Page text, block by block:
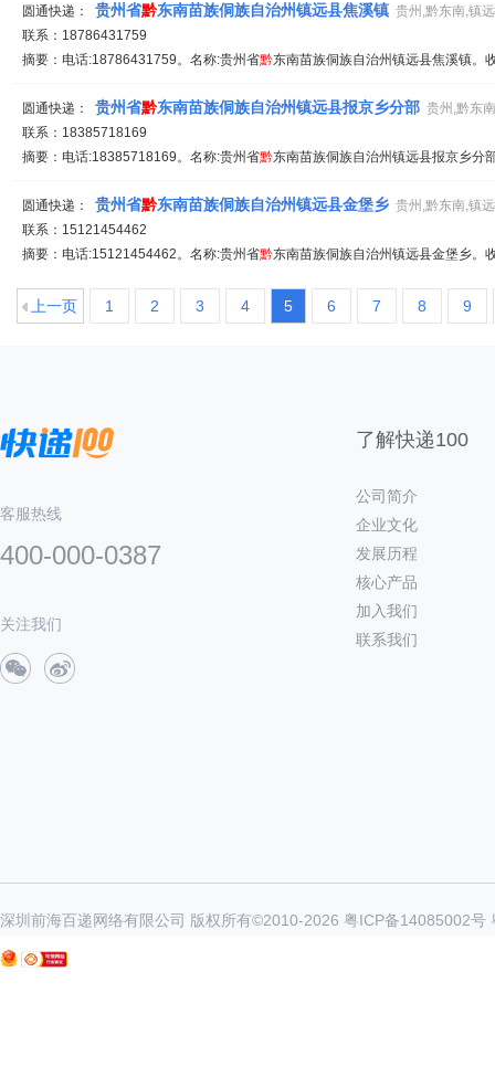
圆通快递： 贵州省黔东南苗族侗族自治州镇远县焦溪镇 贵州,黔东南,镇
联系：18786431759
摘要：电话:18786431759。名称:贵州省黔东南苗族侗族自治州镇远县焦溪镇。
圆通快递： 贵州省黔东南苗族侗族自治州镇远县报京乡分部 贵州,黔东
联系：18385718169
摘要：电话:18385718169。名称:贵州省黔东南苗族侗族自治州镇远县报京乡分
圆通快递： 贵州省黔东南苗族侗族自治州镇远县金堡乡 贵州,黔东南,镇
联系：15121454462
摘要：电话:15121454462。名称:贵州省黔东南苗族侗族自治州镇远县金堡乡。
上一页 1 2 3 4 5 6 7 8 9
客服热线
400-000-0387
关注我们
了解快递100
公司简介
企业文化
发展历程
核心产品
加入我们
联系我们
深圳前海百递网络有限公司 版权所有©2010-2026 粤ICP备14085002号